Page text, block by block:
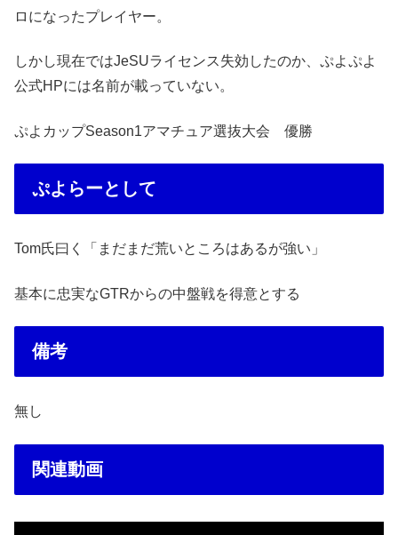
ロになったプレイヤー。
しかし現在ではJeSUライセンス失効したのか、ぷよぷよ
公式HPには名前が載っていない。
ぷよカップSeason1アマチュア選抜大会 優勝
ぷよらーとして
Tom氏曰く「まだまだ荒いところはあるが強い」
基本に忠実なGTRからの中盤戦を得意とする
備考
無し
関連動画